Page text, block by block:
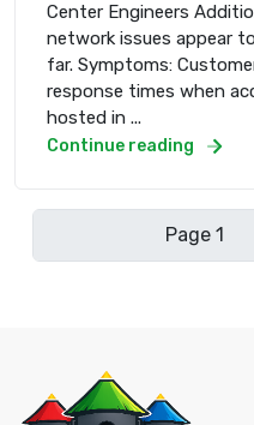
Center Engineers
network issues appear
far. Symptoms:
response times when
hosted in ...
Continue reading